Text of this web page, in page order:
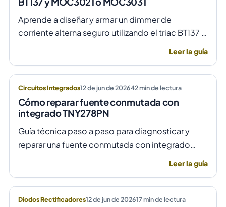
Aprende a diseñar y armar un dimmer de
corriente alterna seguro utilizando el triac BT137 y
Leer la guía
Circuitos Integrados12 de jun de 202642min de lectura
Cómo reparar fuente conmutada con
integrado TNY278PN
Guía técnica paso a paso para diagnosticar y
reparar una fuente conmutada con integrado
Leer la guía
Diodos Rectificadores12 de jun de 202617min de lectura